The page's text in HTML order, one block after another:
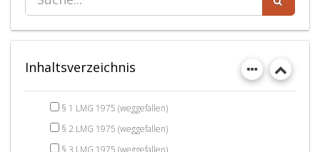
Inhaltsverzeichnis
§ 1 LMG 1975 (weggefallen)
§ 2 LMG 1975 (weggefallen)
§ 3 LMG 1975 (weggefallen)